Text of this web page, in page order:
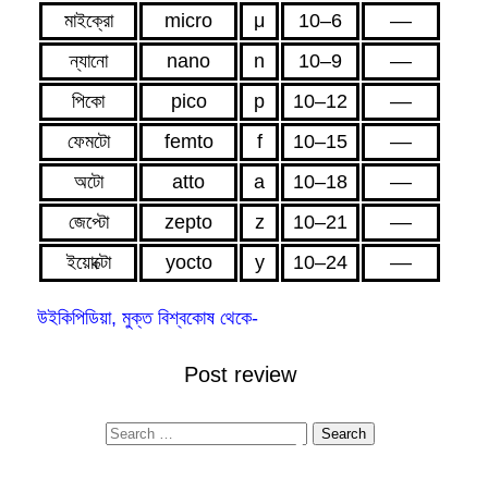
মাইক্রো
micro μ 10–6
––
ন্যানো
nano n 10–9
––
পিকো
pico p 10–12
––
ফেমটো
femto f 10–15
––
অটো
atto a 10–18
––
জেপ্টো
zepto z 10–21
––
ইয়োক্টো
yocto y 10–24 ––
উইকিপিডিয়া, মুক্ত বিশ্বকোষ থেকে-
Post review
Most Read